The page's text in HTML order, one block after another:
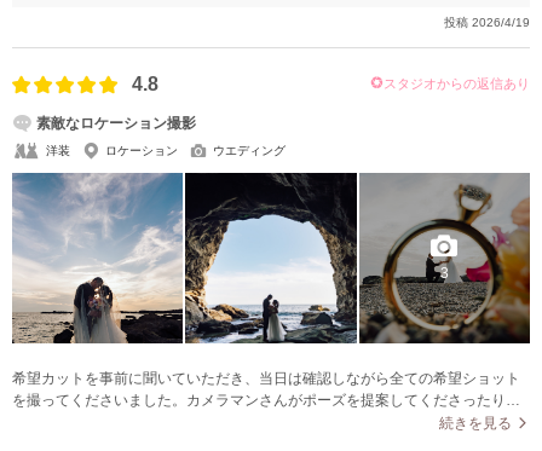
投稿 2026/4/19
4.8 スタジオからの返信あり
素敵なロケーション撮影
洋装 ロケーション ウエディング
3
希望カットを事前に聞いていただき、当日は確認しながら全ての希望ショット
を撮ってくださいました。カメラマンさんがポーズを提案してくださったり、
最後に他に撮りたいカットがあるか聞いてくださり、撮っていただいたのがと
続きを見る